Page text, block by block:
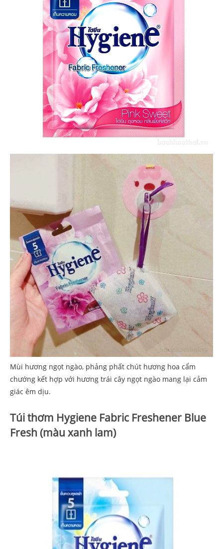
Mùi hương ngọt ngào, phảng phất chút hương hoa cẩm
chướng kết hợp với hương trái cây ngọt ngào mang lại cảm
giác êm dịu.
Túi thơm Hygiene Fabric Freshener Blue
Fresh (màu xanh lam)